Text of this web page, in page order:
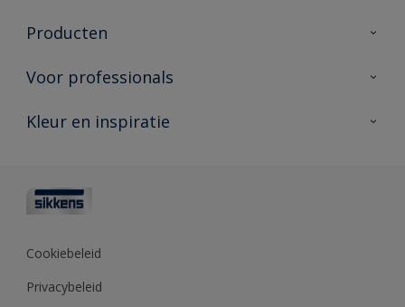
Over Sikkens
Duurzaamheid
Producten
Producten voor binnen
Vind je verkooppunt
Voor professionals
Advies & service
Polyfilla Pro
Sikkens Center
Kleur en inspiratie
Kleurcollecties
Kennisbank
Cookiebeleid
Privacybeleid